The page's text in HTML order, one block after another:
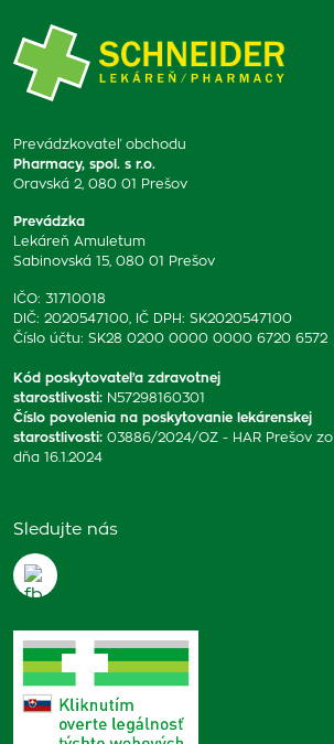
Prevádzkovateľ obchodu
Pharmacy, spol. s r.o.
Oravská 2, 080 01 Prešov
Prevádzka
Lekáreň Amuletum
Sabinovská 15, 080 01 Prešov
IČO: 31710018
DIČ: 2020547100, IČ DPH: SK2020547100
Číslo účtu: SK28 0200 0000 0000 6720 6572
Kód poskytovateľa zdravotnej
starostlivosti: N57298160301
Číslo povolenia na poskytovanie lekárenskej
starostlivosti: 03886/2024/OZ - HAR Prešov zo
dňa 16.1.2024
Sledujte nás